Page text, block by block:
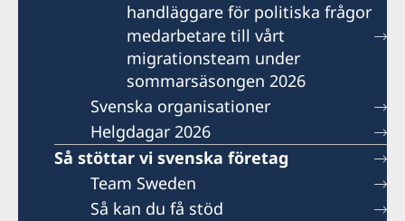
handläggare för politiska frågor
medarbetare till vårt
migrationsteam under
sommarsäsongen 2026
Svenska organisationer
Helgdagar 2026
Så stöttar vi svenska företag
Team Sweden
Så kan du få stöd